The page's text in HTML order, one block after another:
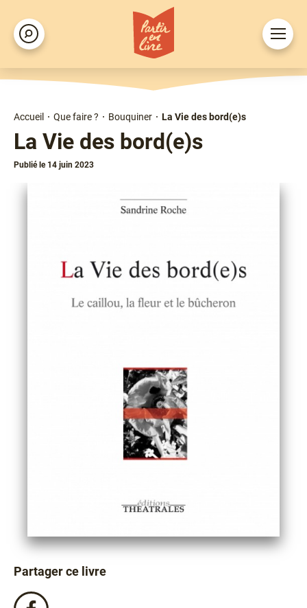
Aller
au
contenu
principal
Rechercher
Ouvrir
le
d'Ariane
Accueil Que faire ? Bouquiner La Vie des bord(e)s
La Vie des bord(e)s
Publié le 14 juin 2023
Partager ce livre